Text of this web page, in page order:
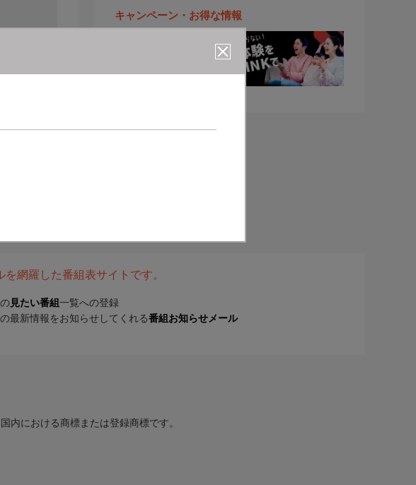
キャンペーン・お得な情報
網羅した番組表サイトです。
見たい番組 一覧への登録
最新情報をお知らせしてくれる番組お知らせメール
内における商標または登録商標です。